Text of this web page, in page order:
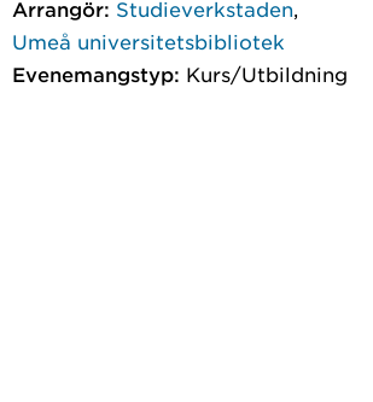
Arrangör: Studieverkstaden
Umeå universitetsbibliotek
Evenemangstyp: Kurs/Utbildning